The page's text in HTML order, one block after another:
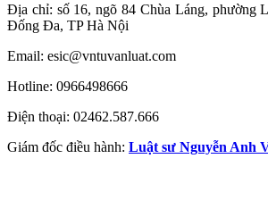
Địa chỉ: số 16, ngõ 84 Chùa Láng, phường
Đống Đa, TP Hà Nội
Email: esic@vntuvanluat.com
Hotline: 0966498666
Điện thoại: 02462.587.666
Giám đốc điều hành: Luật sư Nguyễn Anh